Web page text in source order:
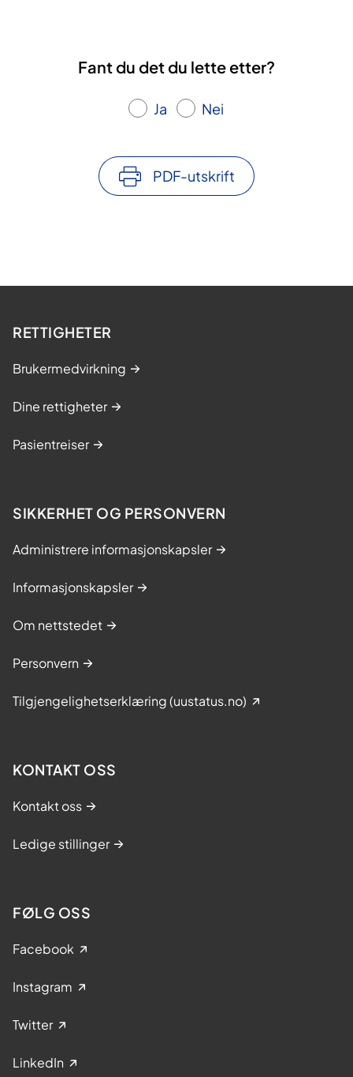
Fant du det du lette etter?
Ja Nei
PDF-utskrift
RETTIGHETER
Brukermedvirkning
Dine rettigheter
Pasientreiser
SIKKERHET OG PERSONVERN
Administrere informasjonskapsler
Informasjonskapsler
Om nettstedet
Personvern
Tilgjengelighetserklæring (uustatus.no)
KONTAKT OSS
Kontakt oss
Ledige stillinger
FØLG OSS
Facebook
Instagram
Twitter
LinkedIn